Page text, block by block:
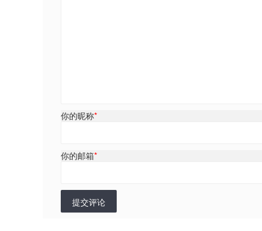
你的昵称*
你的邮箱*
提交评论